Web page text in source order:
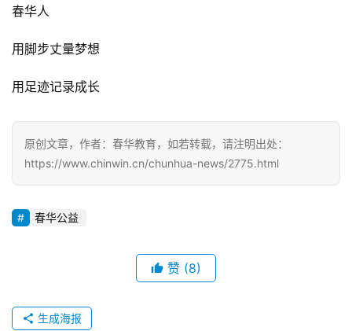
春华人
用脚步丈量梦想
用足迹记录成长
原创文章，作者：春华教育，如若转载，请注明出处：
https://www.chinwin.cn/chunhua-news/2775.html
春华公益
赞 (8)
生成海报